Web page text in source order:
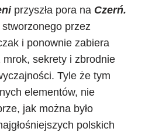
przyszła pora na Czerń.
przez
i ponownie zabiera
sekrety i zbrodnie
Tyle że tym
elementów, nie
jak można było
polskich